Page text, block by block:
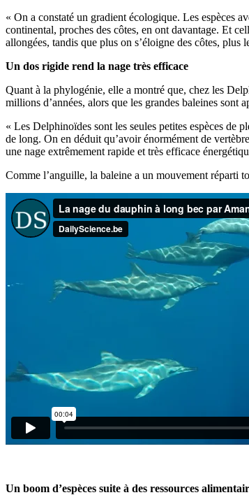
« On a constaté un gradient écologique. Les espèces
continental, proches des côtes, en ont davantage. Et
allongées, tandis que plus on s’éloigne des côtes, plus
Un dos rigide rend la nage très efficace
Quant à la phylogénie, elle a montré que, chez les
millions d’années, alors que les grandes baleines sont
« Les Delphinoïdes sont les seules petites espèces de
de long. On en déduit qu’avoir énormément de
une nage extrêmement rapide et très efficace
Comme l’anguille, la baleine a un mouvement réparti
Un boom d’espèces suite à des ressources